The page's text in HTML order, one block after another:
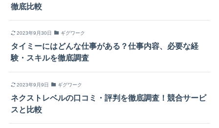
徹底比較
2023年9月30日 ギグワーク
タイミーにはどんな仕事がある？仕事内容、必要な経
験・スキルを徹底調査
2023年9月9日 ギグワーク
ネクストレベルの口コミ・評判を徹底調査！競合サービ
スと比較